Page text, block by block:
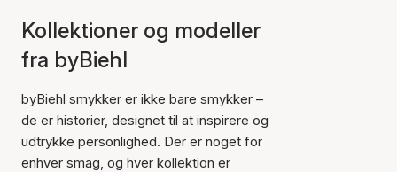
Kollektioner og modeller
fra byBiehl
byBiehl smykker er ikke bare smykker –
de er historier, designet til at inspirere og
udtrykke personlighed. Der er noget for
enhver smag, og hver kollektion er